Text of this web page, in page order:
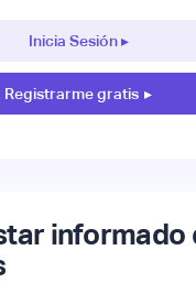
Inicia Sesión ▸
Registrarme gratis ▸
informado